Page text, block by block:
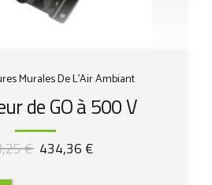
Murales De L'Air Ambiant
de GO à 500 V
€ Le
434,36 €Le